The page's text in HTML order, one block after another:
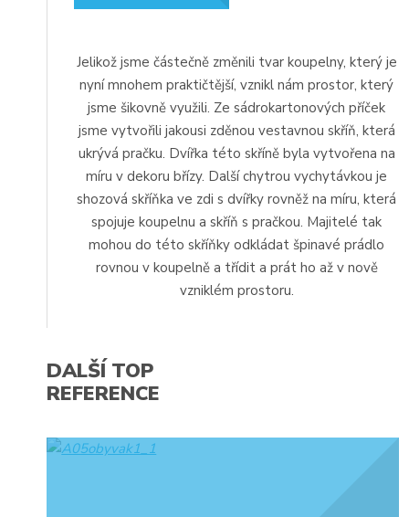
Jelikož jsme částečně změnili tvar koupelny, který je
nyní mnohem praktičtější, vznikl nám prostor, který
jsme šikovně využili. Ze sádrokartonových příček
jsme vytvořili jakousi zděnou vestavnou skříň, která
ukrývá pračku. Dvířka této skříně byla vytvořena na
míru v dekoru břízy. Další chytrou vychytávkou je
shozová skříňka ve zdi s dvířky rovněž na míru, která
spojuje koupelnu a skříň s pračkou. Majitelé tak
mohou do této skříňky odkládat špinavé prádlo
rovnou v koupelně a třídit a prát ho až v nově
vzniklém prostoru.
DALŠÍ TOP
REFERENCE